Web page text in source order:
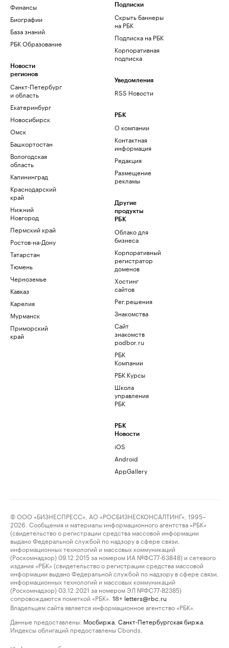
Финансы
Биографии
База знаний
РБК Образование
Новости
регионов
Санкт-Петербург
и область
Екатеринбург
Новосибирск
Омск
Башкортостан
Вологодская
область
Калининград
Краснодарский
край
Нижний
Новгород
Пермский край
Ростов-на-Дону
Татарстан
Тюмень
Черноземье
Кавказ
Карелия
Мурманск
Приморский
край
Подписки
Скрыть баннеры
на РБК
Подписка на РБК
Корпоративная
подписка
Уведомления
RSS Новости
РБК
О компании
Контактная
информация
Редакция
Размещение
рекламы
Другие
продукты
РБК
Облако для
бизнеса
Корпоративный
регистратор
доменов
Хостинг
сайтов
Рег.решения
Знакомства
Сайт
знакомств
podbor.ru
РБК
Компании
РБК Курсы
Школа
управления
РБК
РБК
Новости
iOS
Android
AppGallery
© ООО «БИЗНЕСПРЕСС», АО «РОСБИЗНЕСКОНСАЛТИНГ», 1995–
2026. Сообщения и материалы информационного агентства «РБК»
(свидетельство о регистрации средства массовой информации
выдано Федеральной службой по надзору в сфере связи,
информационных технологий и массовых коммуникаций
(Роскомнадзор) 09.12.2015 за номером ИА №ФС77-63848) и сетевого
издания «РБК» (свидетельство о регистрации средства массовой
информации выдано Федеральной службой по надзору в сфере связи,
информационных технологий и массовых коммуникаций
(Роскомнадзор) 03.12.2021 за номером ЭЛ №ФС77-82385)
сопровождаются пометкой «РБК».
18+ letters@rbc.ru
Владельцем сайта является информационное агентство «РБК».
Данные предоставлены: Мосбиржа Санкт-Петербургская биржа
Индексы облигаций предоставлены Cbonds.